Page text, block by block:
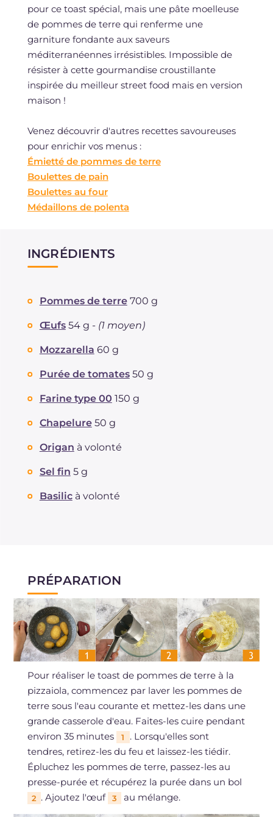
pour ce toast spécial, mais une pâte moelleuse
de pommes de terre qui renferme une
garniture fondante aux saveurs
méditerranéennes irrésistibles. Impossible de
résister à cette gourmandise croustillante
inspirée du meilleur street food mais en version
maison !
Venez découvrir d'autres recettes savoureuses
pour enrichir vos menus :
Émietté de pommes de terre
Boulettes de pain
Boulettes au four
Médaillons de polenta
INGRÉDIENTS
Pommes de terre 700 g
Œufs 54 g - (1 moyen)
Mozzarella 60 g
Purée de tomates 50 g
Farine type 00 150 g
Chapelure 50 g
Origan à volonté
Sel fin 5 g
Basilic à volonté
PRÉPARATION
Pour réaliser le toast de pommes de terre à la
pizzaiola, commencez par laver les pommes de
terre sous l'eau courante et mettez-les dans une
grande casserole d'eau. Faites-les cuire pendant
environ 35 minutes
1
. Lorsqu'elles sont
tendres, retirez-les du feu et laissez-les tiédir.
Épluchez les pommes de terre, passez-les au
presse-purée et récupérez la purée dans un bol
2 . Ajoutez l'œuf 3 au mélange.